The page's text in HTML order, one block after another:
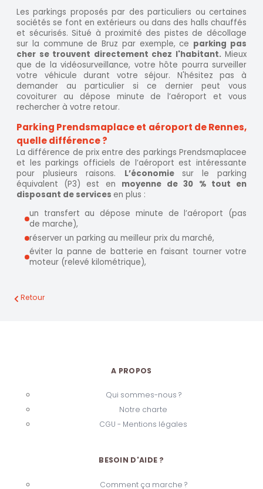
Les parkings proposés par des particuliers ou certaines
sociétés se font en extérieurs ou dans des halls chauffés
et sécurisés. Situé à proximité des pistes de décollage
sur la commune de Bruz par exemple, ce parking pas
cher se trouvent directement chez l'habitant. Mieux
que de la vidéosurveillance, votre hôte pourra surveiller
votre véhicule durant votre séjour. N'hésitez pas à
demander au particulier si ce dernier peut vous
covoiturer au dépose minute de l’aéroport et vous
rechercher à votre retour.
Parking Prendsmaplace et aéroport de Rennes,
quelle différence ?
La différence de prix entre des parkings Prendsmaplacee
et les parkings officiels de l’aéroport est intéressante
pour plusieurs raisons. L’économie sur le parking
équivalent (P3) est en moyenne de 30 % tout en
disposant de services en plus :
un transfert au dépose minute de l’aéroport (pas
de marche),
réserver un parking au meilleur prix du marché,
éviter la panne de batterie en faisant tourner votre
moteur (relevé kilométrique),
Retour
A PROPOS
Qui sommes-nous ?
Notre charte
CGU - Mentions légales
BESOIN D'AIDE ?
Comment ça marche ?